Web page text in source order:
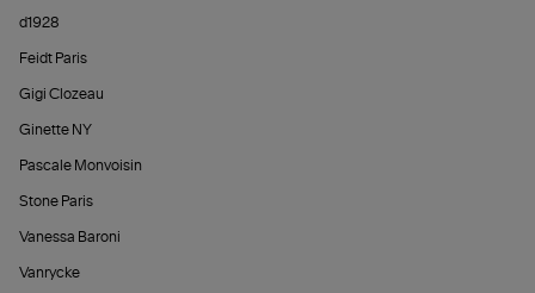
d1928
Feidt Paris
Gigi Clozeau
Ginette NY
Pascale Monvoisin
Stone Paris
Vanessa Baroni
Vanrycke